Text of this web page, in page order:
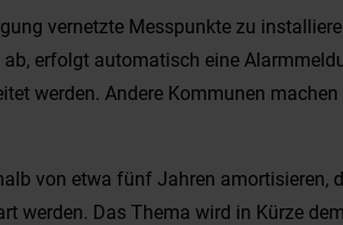
vernetzte Messpunkte zu
erfolgt automatisch eine
werden. Andere Kommunen
von etwa fünf Jahren amortisieren,
werden. Das Thema wird in Kürze